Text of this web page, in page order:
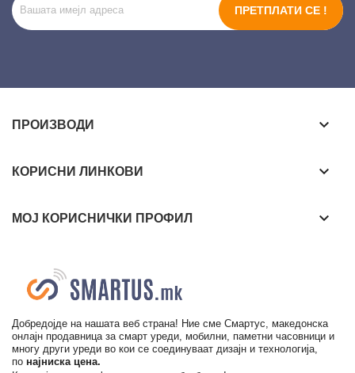
ПРЕТПЛАТИ СЕ !
ПРОИЗВОДИ keyboard_arrow_down
КОРИСНИ ЛИНКОВИ keyboard_arrow_down
МОЈ КОРИСНИЧКИ ПРОФИЛ keyboard_arrow_down
Добредојде на нашата веб страна! Ние сме Смартус, македонска
онлајн продавница за смарт уреди, мобилни, паметни часовници и
многу други уреди во кои се соединуваат дизајн и технологија,
по најниска цена.